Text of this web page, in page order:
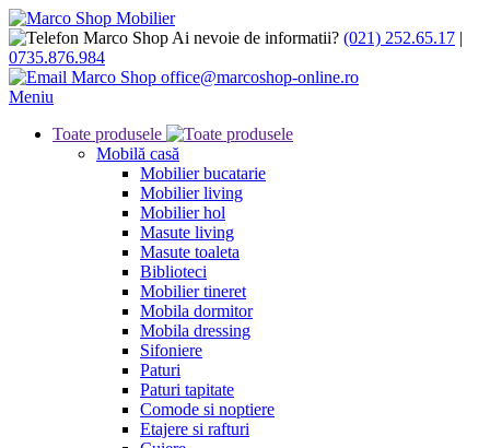
Ai nevoie de informatii? (021) 252.65.17 |
0735.876.984
office@marcoshop-online.ro
Meniu
Toate produsele
Mobilă casă
Mobilier bucatarie
Mobilier living
Mobilier hol
Masute living
Masute toaleta
Biblioteci
Mobilier tineret
Mobila dormitor
Mobila dressing
Sifoniere
Paturi
Paturi tapitate
Comode si noptiere
Etajere si rafturi